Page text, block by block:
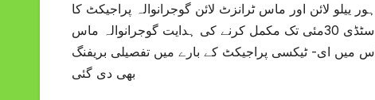
لائن اور ماس ٹرانزٹ لائن گوجرانوالہ پراجیکٹ کا
جائزہ جناح ٹرمینل ٹھوکر نیاز بیگ تا ہربنس پورہ ییلو لائن پراجیکٹ سٹڈی 30مئی تک مکمل کرنے کی ہدایت گوجرانوالہ ماس
کی ڈیڈ لائن مقرر اجلاس میں ای- ٹیکسی پراجیکٹ کے بارے میں تفصیلی بریفنگ
بھی دی گئی